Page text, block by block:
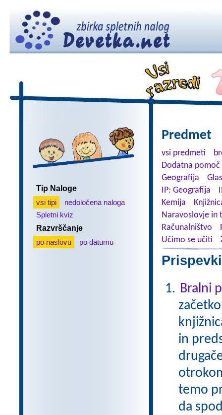
Tip Naloge
vsi tipi
nedoločena naloga
Spletni kviz
Razvrščanje
po naslovu
po datumu
Predmet
vsi predmeti
Dodatna
Geografija
IP: Geografija
Kemija
Naravoslovje in
Računalništvo
Učimo se učiti
Bralni
in
temo
da